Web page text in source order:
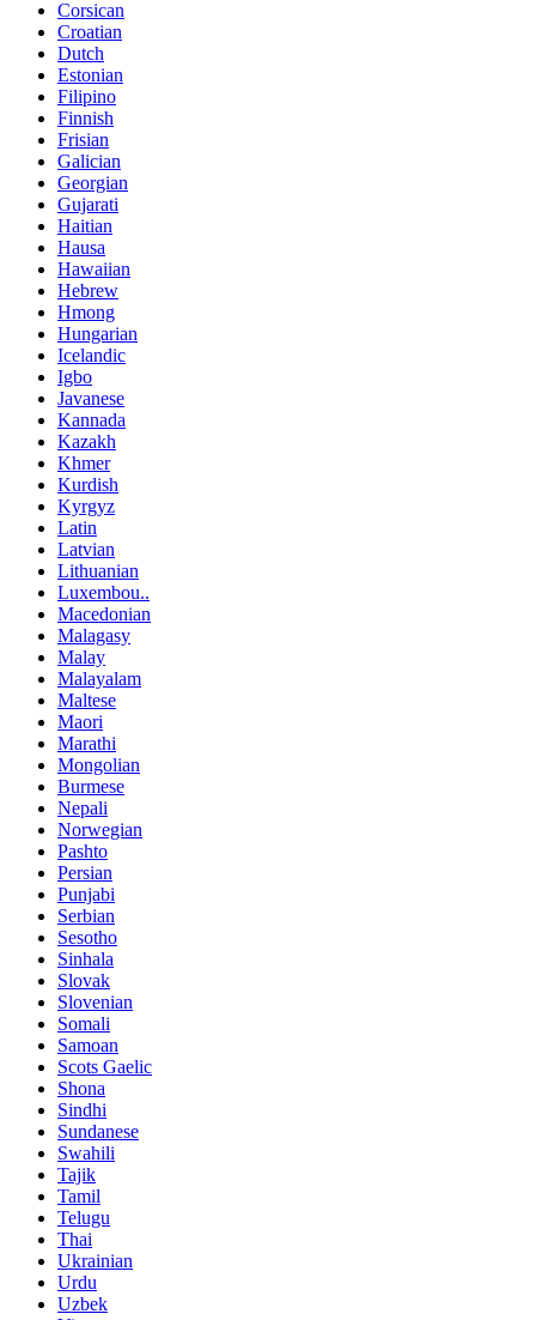
Corsican
Croatian
Dutch
Estonian
Filipino
Finnish
Frisian
Galician
Georgian
Gujarati
Haitian
Hausa
Hawaiian
Hebrew
Hmong
Hungarian
Icelandic
Igbo
Javanese
Kannada
Kazakh
Khmer
Kurdish
Kyrgyz
Latin
Latvian
Lithuanian
Luxembou..
Macedonian
Malagasy
Malay
Malayalam
Maltese
Maori
Marathi
Mongolian
Burmese
Nepali
Norwegian
Pashto
Persian
Punjabi
Serbian
Sesotho
Sinhala
Slovak
Slovenian
Somali
Samoan
Scots Gaelic
Shona
Sindhi
Sundanese
Swahili
Tajik
Tamil
Telugu
Thai
Ukrainian
Urdu
Uzbek